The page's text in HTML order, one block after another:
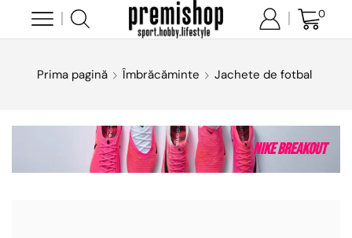
0
Prima pagină Îmbrăcăminte Jachete de fotbal
Nike Breakout